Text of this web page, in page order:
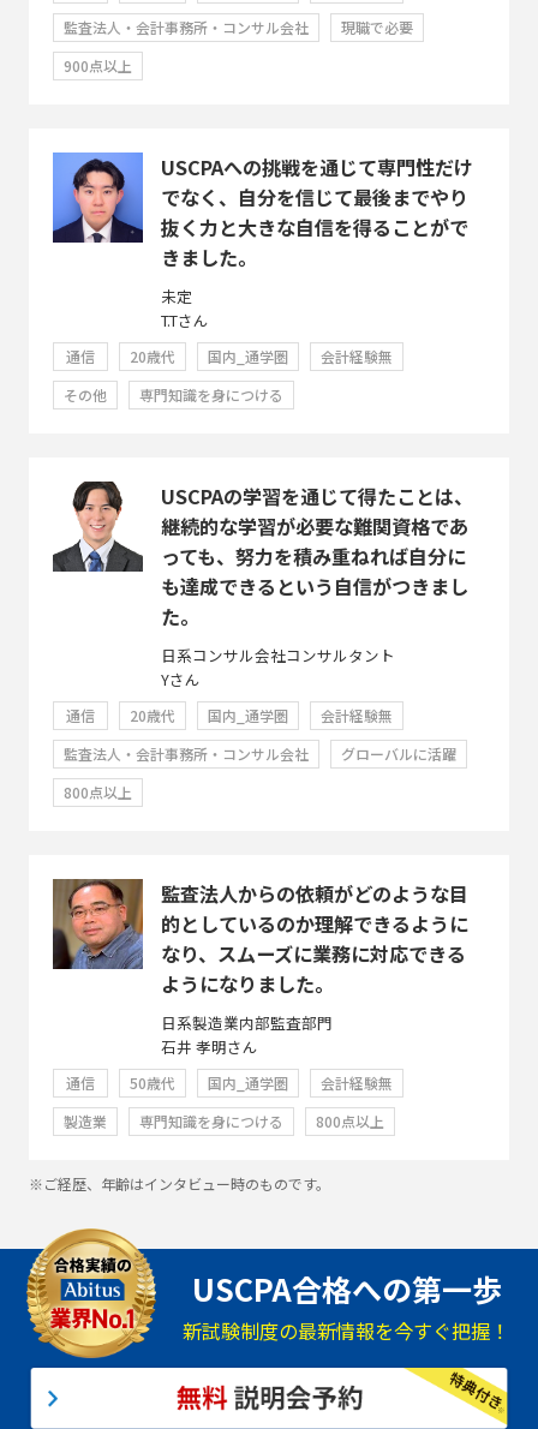
監査法人・会計事務所・コンサル会社
現職で必要
900点以上
USCPAへの挑戦を通じて専門性だけ
でなく、自分を信じて最後までやり
抜く力と大きな自信を得ることがで
きました。
未定
T.Tさん
通信 20歳代 国内_通学圏
会計経験無
その他
専門知識を身につける
USCPAの学習を通じて得たことは、
継続的な学習が必要な難関資格であ
っても、努力を積み重ねれば自分に
も達成できるという自信がつきまし
た。
日系コンサル会社コンサルタント
Yさん
通信 20歳代 国内_通学圏
会計経験無
監査法人・会計事務所・コンサル会社
グローバルに活躍
800点以上
監査法人からの依頼がどのような目
的としているのか理解できるように
なり、スムーズに業務に対応できる
ようになりました。
日系製造業内部監査部門
石井 孝明さん
通信 50歳代 国内_通学圏
会計経験無
製造業
専門知識を身につける 800点以上
※ご経歴、年齢はインタビュー時のものです。
USCPA合格への第一歩
新試験制度の最新情報を今すぐ把握！